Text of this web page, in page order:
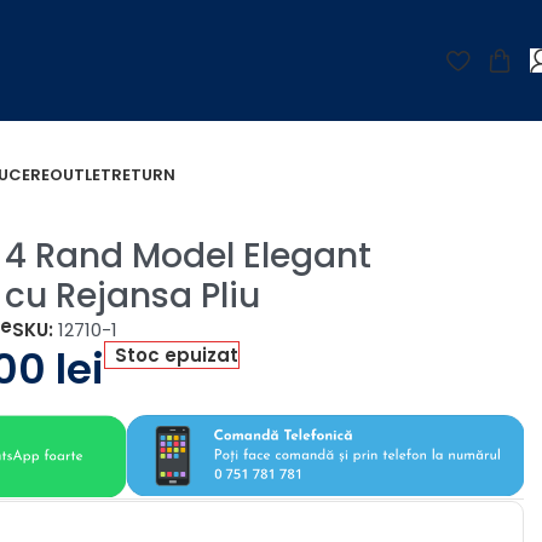
OUTLETRETURN
Rand Model Elegant
Rejansa Pliu
SKU: 12710-1
lei Stoc epuizat